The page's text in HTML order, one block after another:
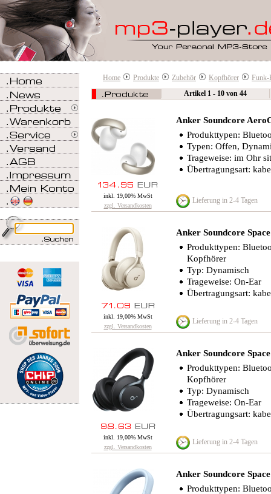
Home Produkte Zubehör Kopfhörer
Funk-
Artikel 1 - 10 von 44
Anker Soundcore
Produkttypen:
Typen: Offen,
Trageweise: im Ohr
Übertragungsart:
inkl. 19,00% MwSt
zzgl. Versandkosten
Lieferung in 2-4 Tagen
Anker Soundcore
Produkttypen:
Kopfhörer
Typ: Dynamisch
Trageweise: On-Ear
Übertragungsart:
inkl. 19,00% MwSt
zzgl. Versandkosten
Lieferung in 2-4 Tagen
Anker Soundcore
Produkttypen:
Kopfhörer
Typ: Dynamisch
Trageweise: On-Ear
Übertragungsart:
inkl. 19,00% MwSt
zzgl. Versandkosten
Lieferung in 2-4 Tagen
Anker Soundcore
Produkttypen: